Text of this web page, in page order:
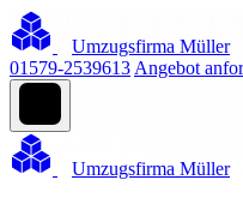
Umzugsfirma Müller
01579-2539613 Angebot
Umzugsfirma Müller